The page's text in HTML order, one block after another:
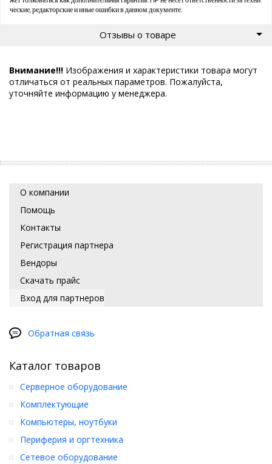
ческие, редакторские и иные ошибки в данном документе.
Отзывы о товаре
Внимание!!! Изображения и характеристики товара могут
отличаться от реальных параметров. Пожалуйста,
уточняйте информацию у менеджера.
О компании
Помощь
Контакты
Регистрация партнера
Вендоры
Скачать прайс
Вход для партнеров
Обратная связь
Каталог товаров
Серверное оборудование
Комплектующие
Компьютеры, ноутбуки
Периферия и оргтехника
Сетевое оборудование